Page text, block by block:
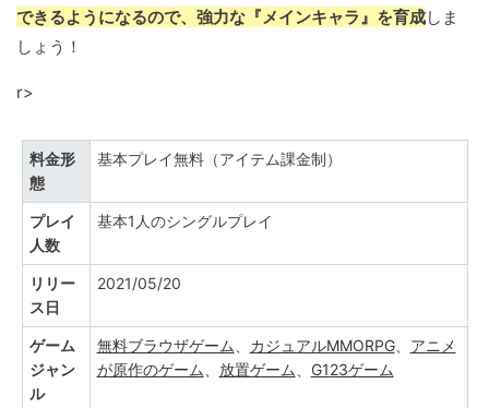
できるようになるので、強力な『メインキャラ』を育成しま
しょう！
r>
料金形
態
基本プレイ無料（アイテム課金制）
プレイ
人数
基本1人のシングルプレイ
リリー
ス日
2021/05/20
ゲーム
ジャン
ル
無料ブラウザゲーム カジュアルMMORPG、 アニメ
が原作のゲーム
放置ゲーム G123ゲーム